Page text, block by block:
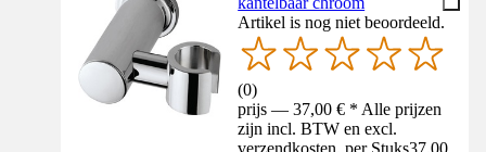
Artikel is nog niet beoordeeld.
(0)
prijs — 37,00 € * Alle prijzen
zijn incl. BTW en excl.